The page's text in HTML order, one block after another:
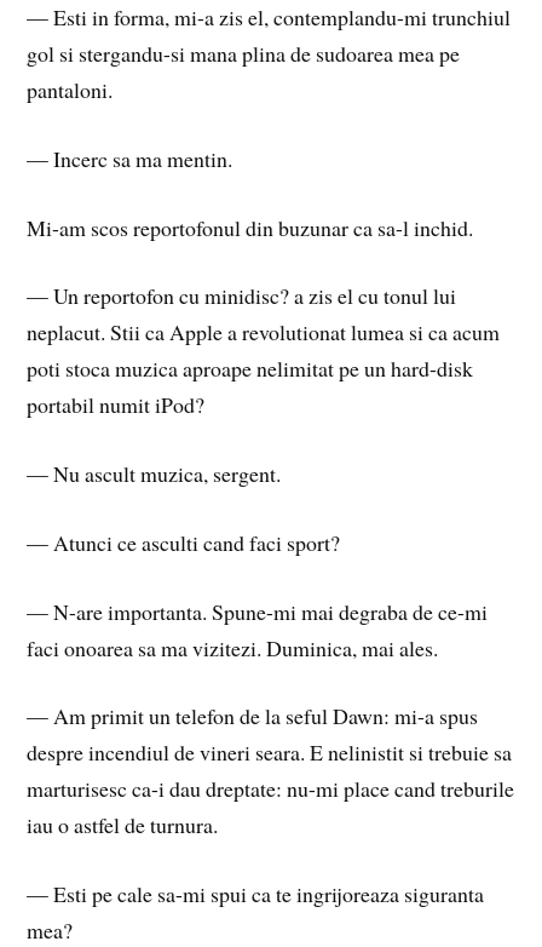
— Esti in forma, mi-a zis el, contemplandu-mi trunchiul
gol si stergandu-si mana plina de sudoarea mea pe
pantaloni.
— Incerc sa ma mentin.
Mi-am scos reportofonul din buzunar ca sa-l inchid.
— Un reportofon cu minidisc? a zis el cu tonul lui
neplacut. Stii ca Apple a revolutionat lumea si ca acum
poti stoca muzica aproape nelimitat pe un hard-disk
portabil numit iPod?
— Nu ascult muzica, sergent.
— Atunci ce asculti cand faci sport?
— N-are importanta. Spune-mi mai degraba de ce-mi
faci onoarea sa ma vizitezi. Duminica, mai ales.
— Am primit un telefon de la seful Dawn: mi-a spus
despre incendiul de vineri seara. E nelinistit si trebuie sa
marturisesc ca-i dau dreptate: nu-mi place cand treburile
iau o astfel de turnura.
— Esti pe cale sa-mi spui ca te ingrijoreaza siguranta
mea?